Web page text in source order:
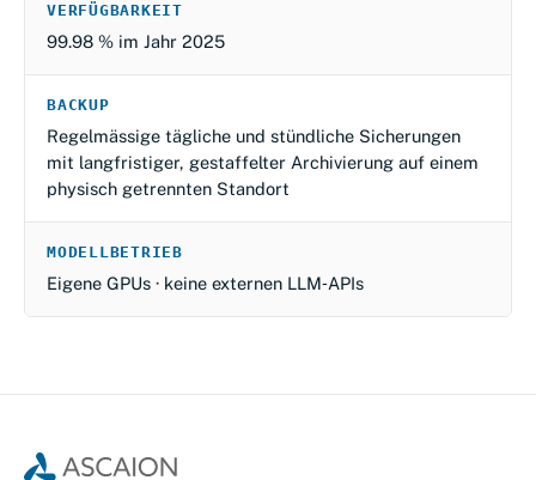
VERFÜGBARKEIT
99.98 % im Jahr 2025
BACKUP
Regelmässige tägliche und stündliche Sicherungen
mit langfristiger, gestaffelter Archivierung auf einem
physisch getrennten Standort
MODELLBETRIEB
Eigene GPUs · keine externen LLM‑APIs